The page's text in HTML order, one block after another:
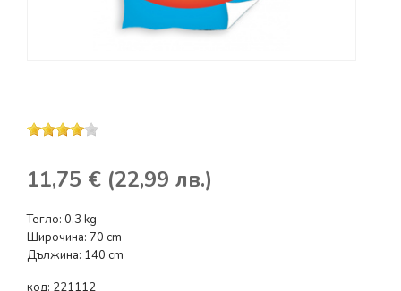
11,75 € (22,99 лв.)
Тегло: 0.3 kg
Широчина: 70 cm
Дължина: 140 cm
код: 221112